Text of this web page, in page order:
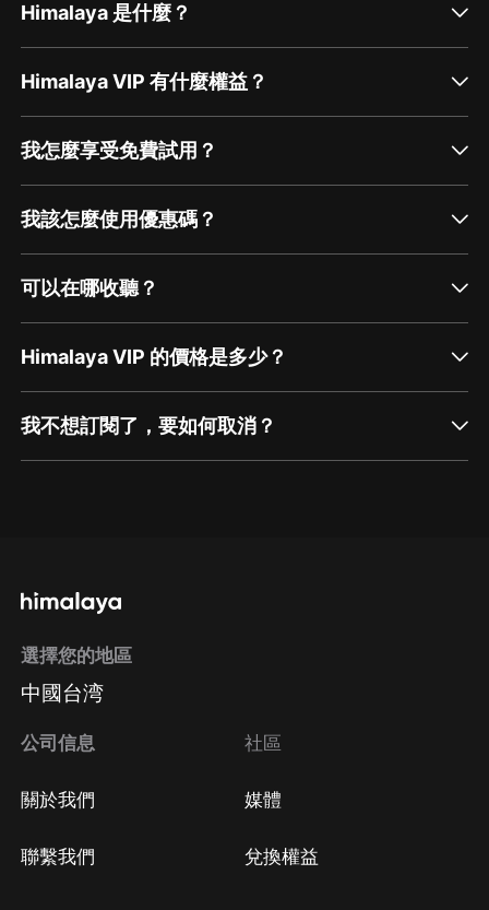
Himalaya 是什麼？
Himalaya VIP 有什麼權益？
我怎麼享受免費試用？
我該怎麼使用優惠碼？
可以在哪收聽？
Himalaya VIP 的價格是多少？
我不想訂閱了，要如何取消？
方法 Google Play取消訂閱方法
選擇您的地區
中國台湾
公司信息
關於我們
聯繫我們
社區
媒體
兌換權益